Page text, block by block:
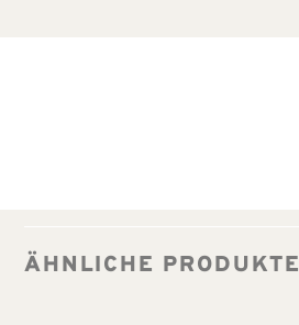
ÄHNLICHE PRODUKTE